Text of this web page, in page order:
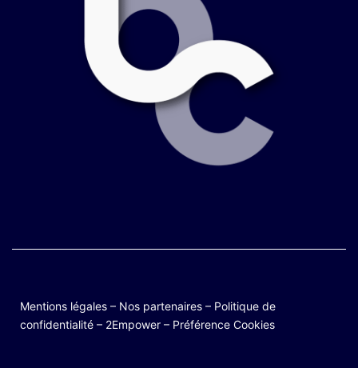
Mentions légales – Nos partenaires – Politique de
confidentialité – 2Empower – Préférence Cookies